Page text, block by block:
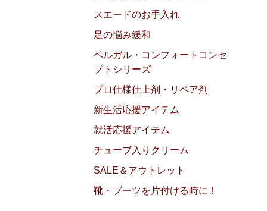
スエードのお手入れ
足の悩み緩和
ベルガル・コンフォートコンセ
プトシリーズ
プロ仕様仕上剤・リペア剤
新生活応援アイテム
就活応援アイテム
チューブ入りクリーム
SALE＆アウトレット
靴・ブーツを片付ける時に！